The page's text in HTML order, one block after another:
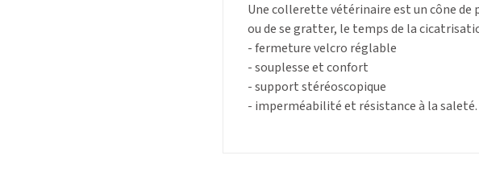
Une collerette vétérinaire est un cône de
ou de se gratter, le temps de la
- fermeture velcro réglable
- souplesse et confort
- support stéréoscopique
- imperméabilité et résistance à la saleté.